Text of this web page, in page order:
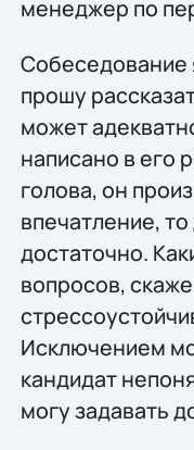
менеджер по
Собеседование
прошу
может
написано в его
голова, он
впечатление,
достаточно.
вопросов,
Исключением
кандидат
могу задавать